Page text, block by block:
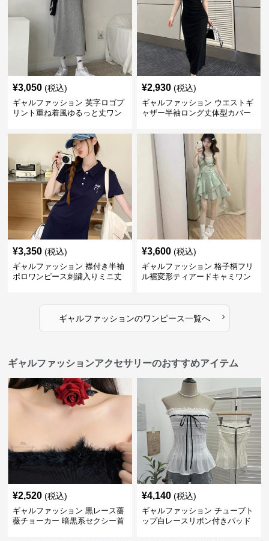
¥3,050 (税込)
ギャルファッション 英字ロゴプ
リント重ね着風ゆるっと丈ワン
¥2,930 (税込)
ギャルファッション ウエストギ
ャザー半袖ロング丈体型カバー
¥3,350 (税込)
ギャルファッション 襟付き半袖
ポロワンピース刺繍入りミニ丈
¥3,600 (税込)
ギャルファッション 格子柄フリ
ル裾変形ティアードキャミワン
ギャルファッションのワンピース一覧へ ›
ギャルファッションアクセサリーのおすすめアイテム
¥2,520 (税込)
ギャルファッション 黒レース薔
薇チョーカー 暗黒系セクシー首
¥4,140 (税込)
ギャルファッション チューブト
ップ白レースリボン付きパッド